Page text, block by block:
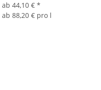
ab 44,10 € *
ab 88,20 € pro l